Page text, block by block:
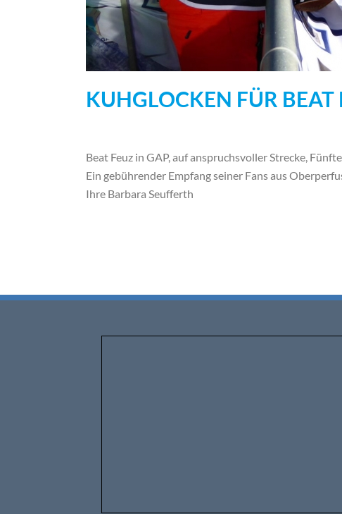
KUHGLOCKEN FÜR BEAT
Beat Feuz in GAP, auf anspruchsvoller Strecke,
Ein gebührender Empfang seiner Fans aus
Ihre Barbara Seufferth